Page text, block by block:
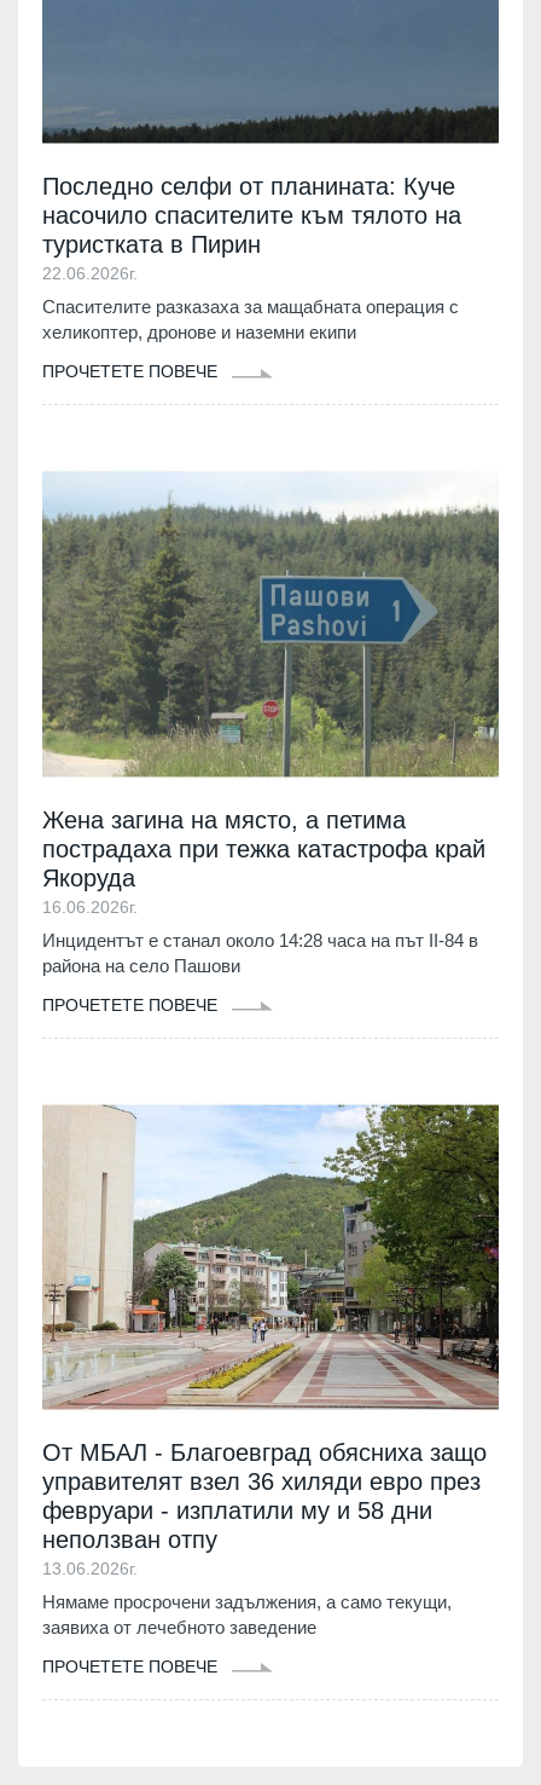
Последно селфи от планината: Куче
насочило спасителите към тялото на
туристката в Пирин
22.06.2026г.
Спасителите разказаха за мащабната операция с
хеликоптер, дронове и наземни екипи
ПРОЧЕТЕТЕ ПОВЕЧЕ
Жена загина на място, а петима
пострадаха при тежка катастрофа край
Якоруда
16.06.2026г.
Инцидентът е станал около 14:28 часа на път II-84 в
района на село Пашови
ПРОЧЕТЕТЕ ПОВЕЧЕ
От МБАЛ - Благоевград обясниха защо
управителят взел 36 хиляди евро през
февруари - изплатили му и 58 дни
неползван отпу
13.06.2026г.
Нямаме просрочени задължения, а само текущи,
заявиха от лечебното заведение
ПРОЧЕТЕТЕ ПОВЕЧЕ